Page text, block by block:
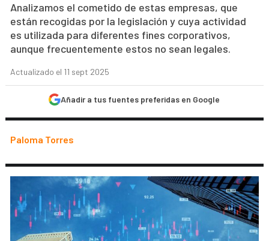
Analizamos el cometido de estas empresas, que
están recogidas por la legislación y cuya actividad
es utilizada para diferentes fines corporativos,
aunque frecuentemente estos no sean legales.
Actualizado el 11 sept 2025
Añadir a tus fuentes preferidas en Google
Paloma Torres